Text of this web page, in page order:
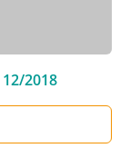
12/2018